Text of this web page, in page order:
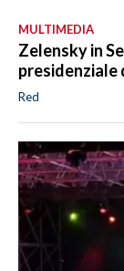
MULTIMEDIA
Zelensky in
presidenziale
Red